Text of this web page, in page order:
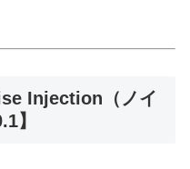
Injection（ノイ
】